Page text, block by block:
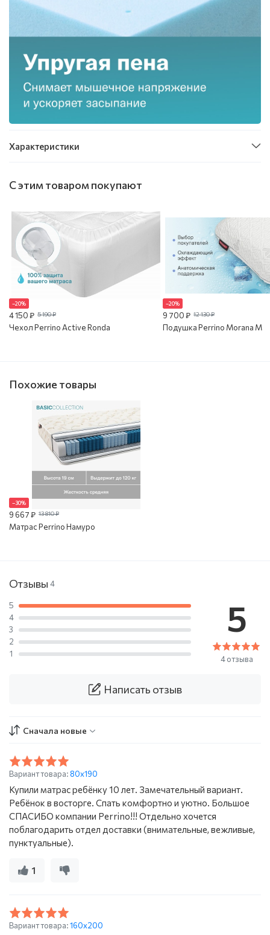
Характеристики
С этим товаром покупают
–20%
4 150 ₽ 5 190 ₽
Чехол Perrino Active Ronda
–20%
9 700 ₽ 12 130 ₽
Подушка Perrino Morana M
Похожие товары
–30%
9 667 ₽ 13 810 ₽
Матрас Perrino Намуро
Отзывы 4
5
4
3
2
1
5
4 отзыва
Написать отзыв
Сначала новые
Вариант товара: 80х190
Купили матрас ребёнку 10 лет. Замечательный вариант.
Ребёнок в восторге. Спать комфортно и уютно. Большое
СПАСИБО компании Perrino!!! Отдельно хочется
поблагодарить отдел доставки (внимательные, вежливые,
пунктуальные).
1
Вариант товара:160х200